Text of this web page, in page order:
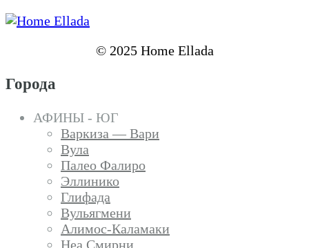
© 2025 Home Ellada
Города
АФИНЫ - ЮГ
Варкиза — Вари
Вула
Палео Фалиро
Эллинико
Глифада
Вульягмени
Алимос-Каламаки
Неа Смирни